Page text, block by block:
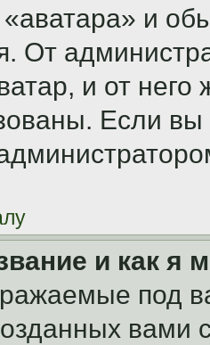
«аватара» и
От
и от него
Если
и как я
под